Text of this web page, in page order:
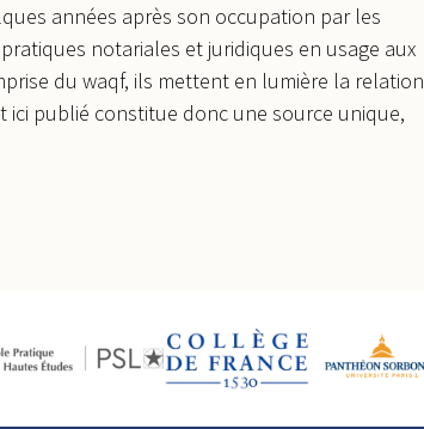
années après son occupation par les
notariales et juridiques en usage aux
du waqf, ils mettent en lumière la relation
publié constitue donc une source unique,